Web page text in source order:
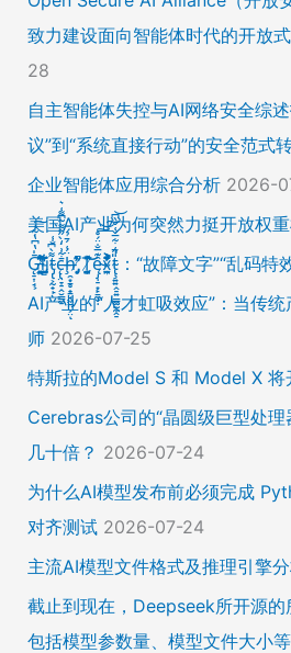
致力建设面向智能体时代的开放
28
自主智能体失控与AI网络安全综
议”到“系统直接行动”的安全范式
企业智能体应用综合分析 2026-
美国AI产业为何突然力挺开放权
Ḡ̵̨̠͎̘͕̍̔͆̔͋͑͠ļ̸͍͈͉̞̊̑̃̉̔̍̾̈̚į̵̡̙̯͇̲̱̯̱̒͂͋̄t̴̡̢͕̰̟̙͌̀͆̐͑c̶̨̢̤̞̠̭̮̳̼̠̄͋͗̒̀̋͂͌̃͆͌͑͛ḩ̶̯͙̱̥̟̱̘͖̱̤͕̤̈́͑́̄̉́ͅ ̸̡̡̛̜̣̝̓̀͛̇̂̚T̸̗̞̰̪̤̭͙̹͆̽̌̀̾͝͝ę̴̡̣̠͙̙̱̼̬̣̑͊̅̐̈́̊͠͝͠x̴̪̫͎̓͗͐̃̄̐̀͋͛͐t̴̢̧͍͍̭̠͍̳͚̫̼̭̠̎̋͑͋̅̌͑̌̏͆͘̚͝：“故障文字”“乱码特
AI产业的“人才虹吸效应”：当传
师 2026-07-25
特斯拉的Model S 和 Model X 将
Cerebras公司的“晶圆级巨型处理
几十倍？ 2026-07-24
为什么AI模型发布前必须完成
对齐测试 2026-07-24
主流AI模型文件格式及推理引擎
截止到现在，Deepseek所开源的
包括模型参数量、模型文件大小等